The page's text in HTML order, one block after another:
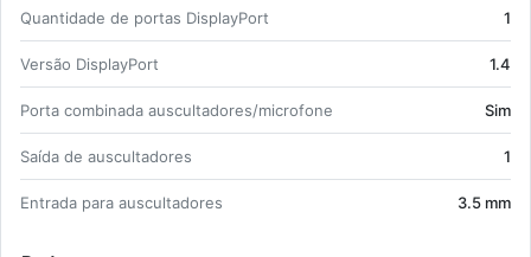
Quan­ti­dade de portas Dis­play­Port 1
Versão Dis­play­Port 1.4
Porta com­bi­nada aus­cul­ta­dores/mi­cro­fone Sim
Saída de aus­cul­ta­dores 1
En­trada para aus­cul­ta­dores 3.5 mm